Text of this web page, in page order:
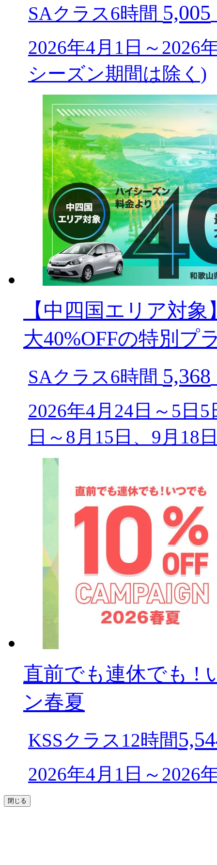
SAクラス6時間 5,005
2026年4月1日～2026
シーズン期間は除く)
【中四国エリア対
大40%OFFの特別プ
SAクラス6時間 5,368
2026年4月24日～5日
日～8月15日、9月18
直前でも連休でも !
ン春夏
KSSクラス12時間
2026年4月1日～2026
閉じる